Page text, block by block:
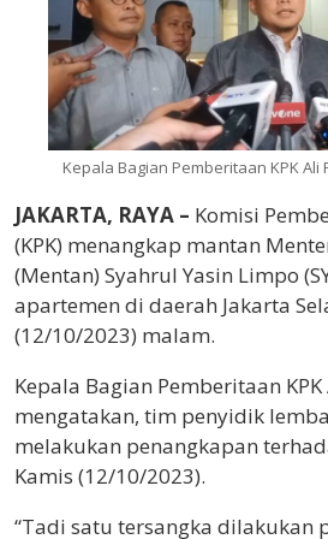
Kepala Bagian Pemberitaan KPK Ali
JAKARTA, RAYA – Komisi
(KPK) menangkap mantan
(Mentan) Syahrul Yasin Limpo
apartemen di daerah Jakarta
(12/10/2023) malam.
Kepala Bagian Pemberitaan
mengatakan, tim penyidik
melakukan penangkapan
Kamis (12/10/2023).
“Tadi satu tersangka dilakukan